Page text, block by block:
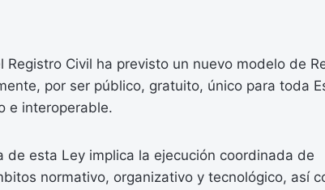
Registro Civil ha previsto un nuevo modelo de
por ser público, gratuito, único para toda
e interoperable.
de esta Ley implica la ejecución coordinada de
normativo, organizativo y tecnológico, así